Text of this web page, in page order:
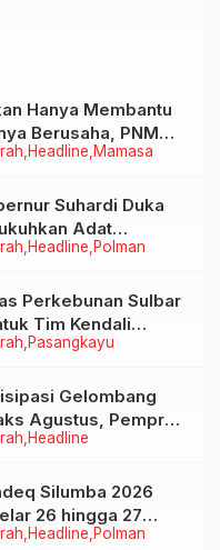
Headline Mamasa
Hanya Membantu
Berusaha, PNM
Menjaga Mimpi
Cita-Cita
Headline Polman
Suhardi Duka
Adat
Raih Gelar Sulo
Pasangkayu
Perkebunan Sulbar
Tim Kendali
ICS untuk Dukung
Headline
Gelombang
Agustus, Pemprov
Ajak Warga Jaga
Headline Polman
Silumba 2026
26 hingga 27
Rangkaian